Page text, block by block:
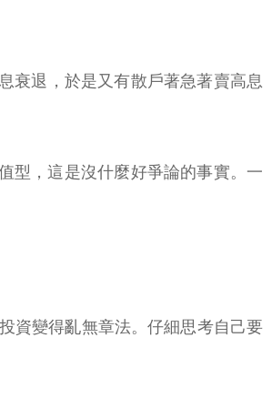
衰退，於是又有散戶著急著賣高息
型，這是沒什麼好爭論的事實。一
資變得亂無章法。仔細思考自己要